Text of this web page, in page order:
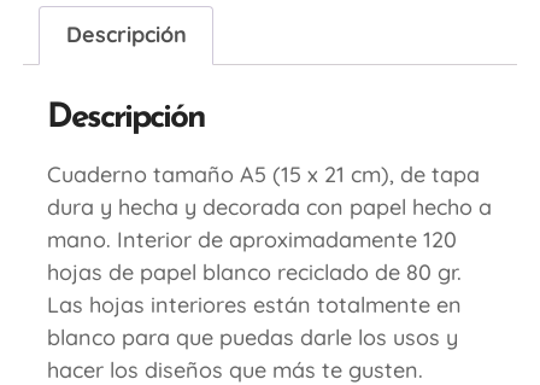
Descripción
Descripción
Cuaderno tamaño A5 (15 x 21 cm), de tapa
dura y hecha y decorada con papel hecho a
mano. Interior de aproximadamente 120
hojas de papel blanco reciclado de 80 gr.
Las hojas interiores están totalmente en
blanco para que puedas darle los usos y
hacer los diseños que más te gusten.